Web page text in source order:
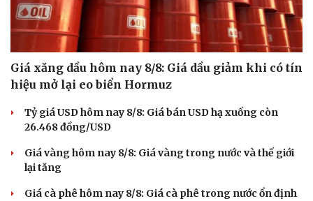
Giá xăng dầu hôm nay 8/8: Giá dầu giảm khi có tín
hiệu mở lại eo biển Hormuz
Tỷ giá USD hôm nay 8/8: Giá bán USD hạ xuống còn
26.468 đồng/USD
Giá vàng hôm nay 8/8: Giá vàng trong nước và thế giới
lại tăng
Giá cà phê hôm nay 8/8: Giá cà phê trong nước ổn định